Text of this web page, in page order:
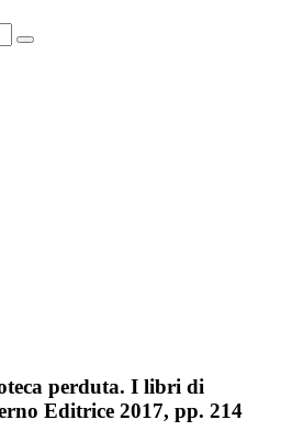
perduta. I libri di
Editrice 2017, pp. 214